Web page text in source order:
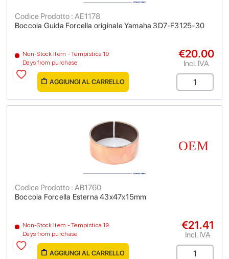
Boccola Guida Forcella originale Yamaha 3D7-F3125-30
Codice Prodotto : AE1178
Non-Stock Item - Tempistica 19
Days from purchase
€20.00
Incl. IVA
AGGIUNGI AL CARRELLO
Boccola Forcella Esterna 43x47x15mm
Codice Prodotto : AB1760
Non-Stock Item - Tempistica 19
Days from purchase
€21.41
Incl. IVA
AGGIUNGI AL CARRELLO